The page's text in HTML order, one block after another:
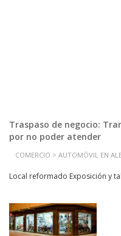
Traspaso de negocio:
por no poder atender
COMERCIO > AUTOMÓVIL EN
Local reformado Exposición y